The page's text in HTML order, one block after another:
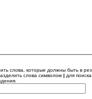
слова, которые должны быть в
слова символом | для